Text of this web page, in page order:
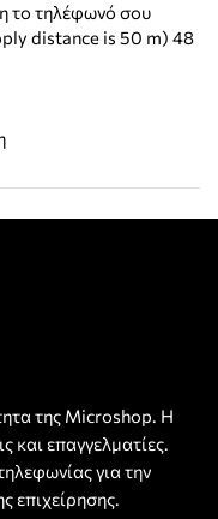
το τηλέφωνό σου
distance is 50 m) 48
της Microshop. Η
και επαγγελματίες.
για την
επιχείρησης.